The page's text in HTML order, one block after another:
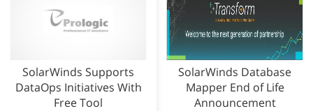
SolarWinds Database
Mapper End of Life
Announcement
SolarWinds Supports
DataOps Initiatives With
Free Tool